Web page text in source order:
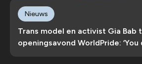
Trans model en activist Gia Bab
openingsavond WorldPride: ‘You
Nieuws